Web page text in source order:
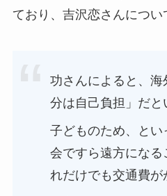
ており、吉沢恋さんについ
功さんによると、海
分は自己負担」だと
子どものため、とい
会ですら遠方になる
れだけでも交通費が